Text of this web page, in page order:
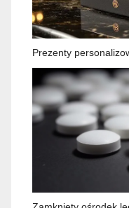
Prezenty